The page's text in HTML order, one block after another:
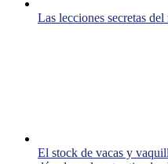
Las lecciones secretas
El stock de vacas y